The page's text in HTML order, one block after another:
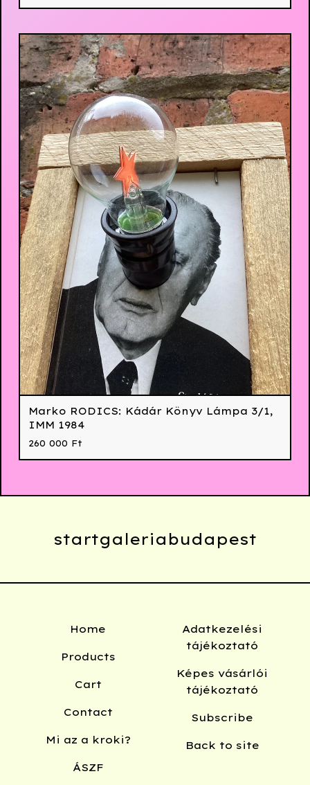
Marko RODICS: Kádár Könyv Lámpa 3/1,
IMM 1984
260 000 Ft
startgaleriabudapest
Home
Products
Cart
Contact
Mi az a kroki?
ÁSZF
Adatkezelési
tájékoztató
Képes vásárlói
tájékoztató
Subscribe
Back to site